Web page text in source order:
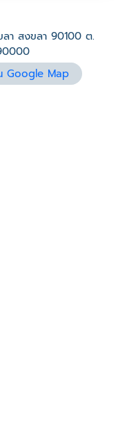
ลา สงขลา 90100 ต.
Google Map